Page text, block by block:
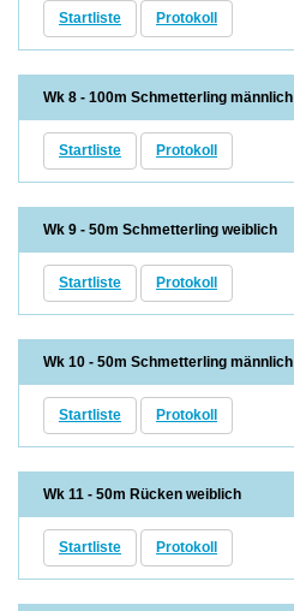
Startliste Protokoll
Wk 8 - 100m Schmetterling männlich
Startliste Protokoll
Wk 9 - 50m Schmetterling weiblich
Startliste Protokoll
Wk 10 - 50m Schmetterling männlich
Startliste Protokoll
Wk 11 - 50m Rücken weiblich
Startliste Protokoll